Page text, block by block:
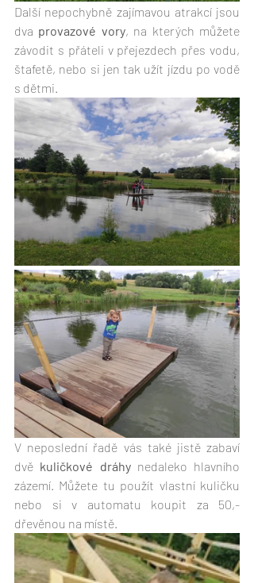
Další nepochybně zajímavou atrakcí jsou
dva provazové vory, na kterých můžete
závodit s přáteli v přejezdech přes vodu,
štafetě, nebo si jen tak užít jízdu po vodě
s dětmi.
V neposlední řadě vás také jistě zabaví
dvě kuličkové dráhy nedaleko hlavního
zázemí. Můžete tu použít vlastní kuličku
nebo si v automatu koupit za 50,-
dřevěnou na místě.